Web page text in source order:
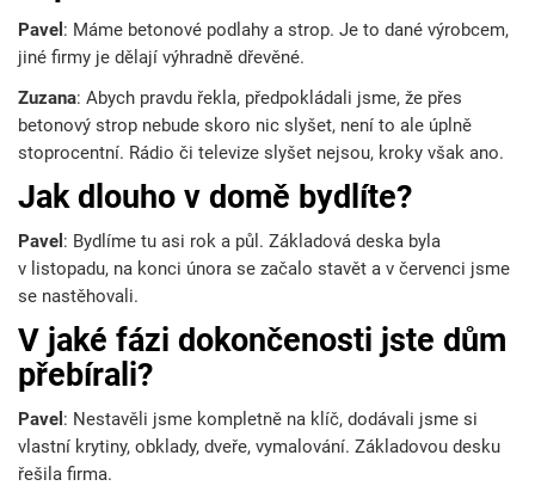
Pavel : Máme betonové podlahy a strop. Je to dané výrobcem,
jiné firmy je dělají výhradně dřevěné.
Zuzana: Abych pravdu řekla, předpokládali jsme, že přes
betonový strop nebude skoro nic slyšet, není to ale úplně
stoprocentní. Rádio či televize slyšet nejsou, kroky však ano.
Jak dlouho v domě bydlíte?
Pavel : Bydlíme tu asi rok a půl. Základová deska byla
v listopadu, na konci února se začalo stavět a v červenci jsme
se nastěhovali.
V jaké fázi dokončenosti jste dům
přebírali?
Pavel : Nestavěli jsme kompletně na klíč, dodávali jsme si
vlastní krytiny, obklady, dveře, vymalování. Základovou desku
řešila firma.